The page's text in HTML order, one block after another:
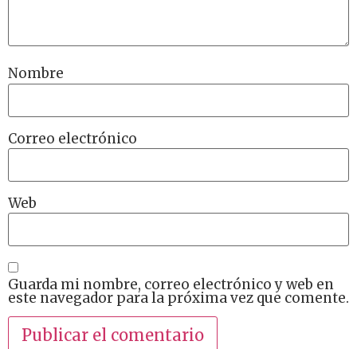
Nombre
Correo electrónico
Web
Guarda mi nombre, correo electrónico y web en
este navegador para la próxima vez que comente.